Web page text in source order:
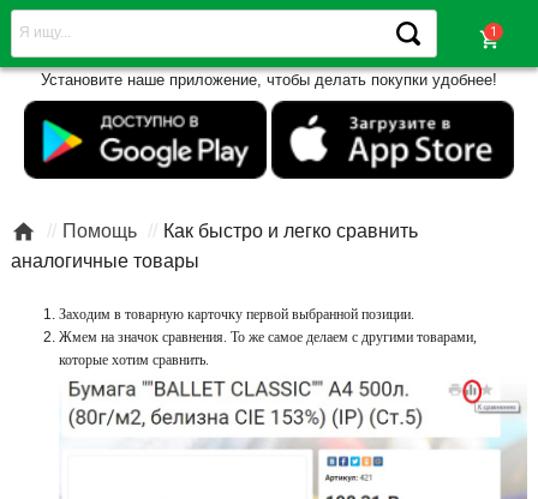
shopping_cart
Установите наше приложение, чтобы делать покупки удобнее!
 / Помощь /
Как быстро и легко сравнить
аналогичные товары
Заходим в товарную карточку первой выбранной позиции.
Жмем на значок сравнения. То же самое делаем с другими товарами,
которые хотим сравнить.